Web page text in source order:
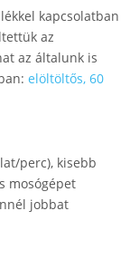
kapcsolatban
az
az általunk is
elöltöltős, 60
perc), kisebb
mosógépet
jobbat